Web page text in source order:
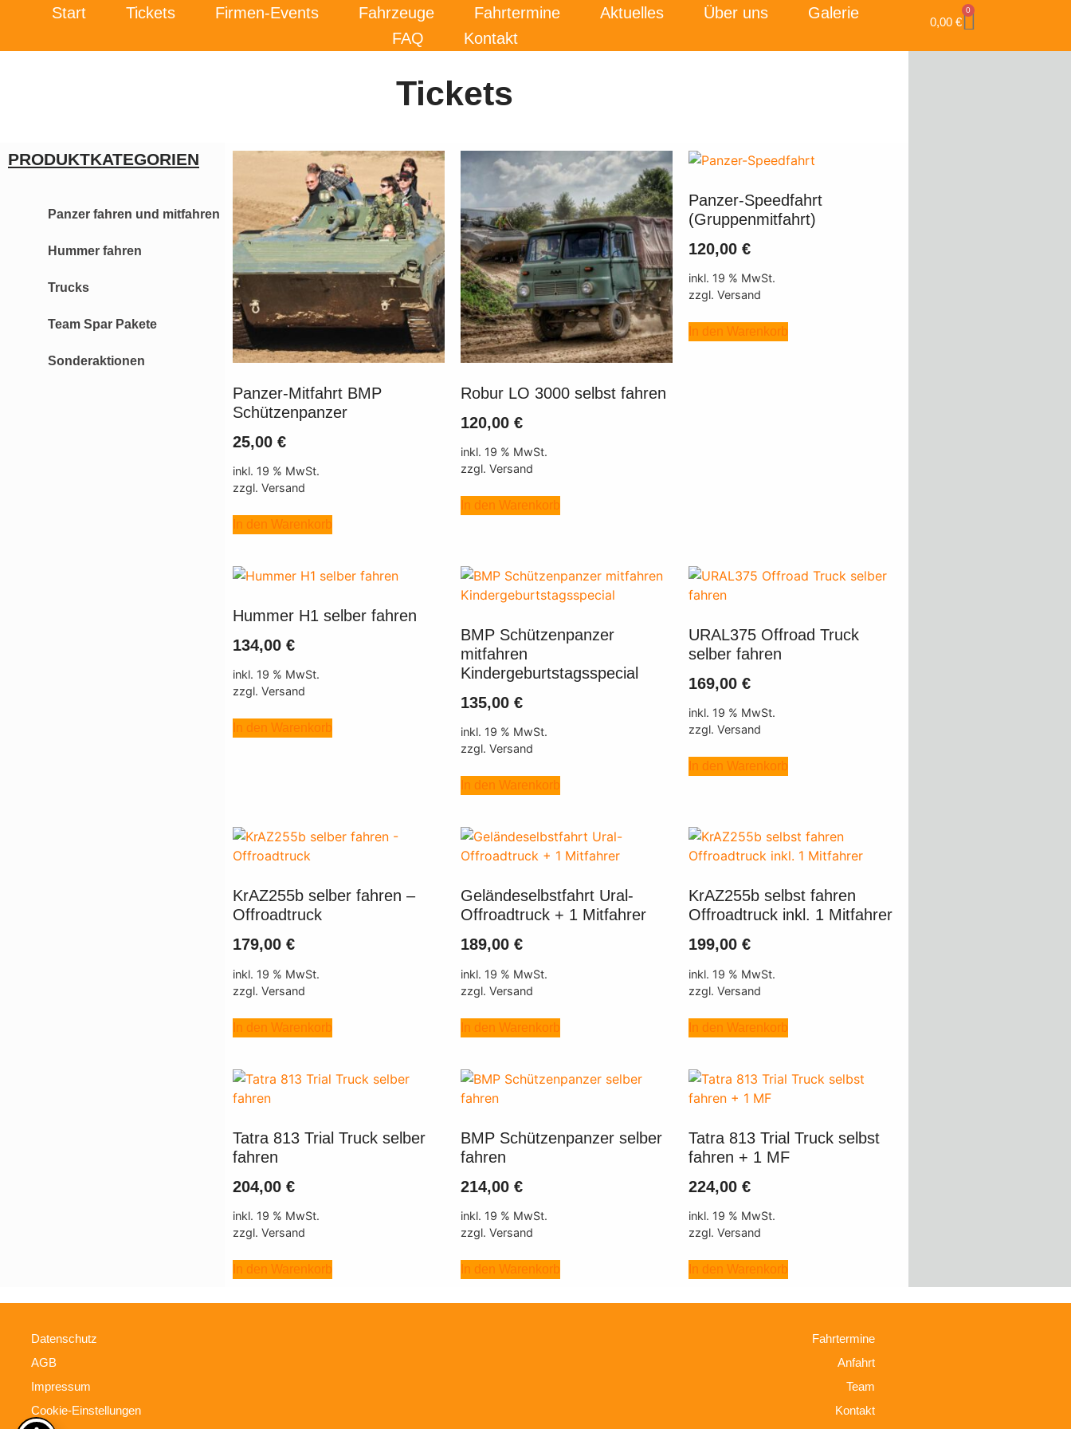
Start Tickets Firmen-Events Fahrzeuge Fahrtermine Aktuelles Über uns
Galerie
FAQ
Kontakt
0,00 €
0
Tickets
PRODUKTKATEGORIEN
Panzer fahren und mitfahren
Hummer fahren
Trucks
Team Spar Pakete
Sonderaktionen
Panzer-Mitfahrt BMP
Schützenpanzer
25,00 €
inkl. 19 % MwSt.
zzgl. Versand
In den Warenkorb
Robur LO 3000 selbst fahren
120,00 €
inkl. 19 % MwSt.
zzgl. Versand
In den Warenkorb
Panzer-Speedfahrt
(Gruppenmitfahrt)
120,00 €
inkl. 19 % MwSt.
zzgl. Versand
In den Warenkorb
Hummer H1 selber fahren
134,00 €
inkl. 19 % MwSt.
zzgl. Versand
In den Warenkorb
BMP Schützenpanzer
mitfahren
Kindergeburtstagsspecial
135,00 €
inkl. 19 % MwSt.
zzgl. Versand
In den Warenkorb
URAL375 Offroad Truck
selber fahren
169,00 €
inkl. 19 % MwSt.
zzgl. Versand
In den Warenkorb
KrAZ255b selber fahren –
Offroadtruck
179,00 €
inkl. 19 % MwSt.
zzgl. Versand
In den Warenkorb
Geländeselbstfahrt Ural-
Offroadtruck + 1 Mitfahrer
189,00 €
inkl. 19 % MwSt.
zzgl. Versand
In den Warenkorb
KrAZ255b selbst fahren
Offroadtruck inkl. 1 Mitfahrer
199,00 €
inkl. 19 % MwSt.
zzgl. Versand
In den Warenkorb
Tatra 813 Trial Truck selber
fahren
204,00 €
inkl. 19 % MwSt.
zzgl. Versand
In den Warenkorb
BMP Schützenpanzer selber
fahren
214,00 €
inkl. 19 % MwSt.
zzgl. Versand
In den Warenkorb
Tatra 813 Trial Truck selbst
fahren + 1 MF
224,00 €
inkl. 19 % MwSt.
zzgl. Versand
In den Warenkorb
Datenschutz
AGB
Impressum
Cookie-Einstellungen
Fahrtermine
Anfahrt
Team
Kontakt